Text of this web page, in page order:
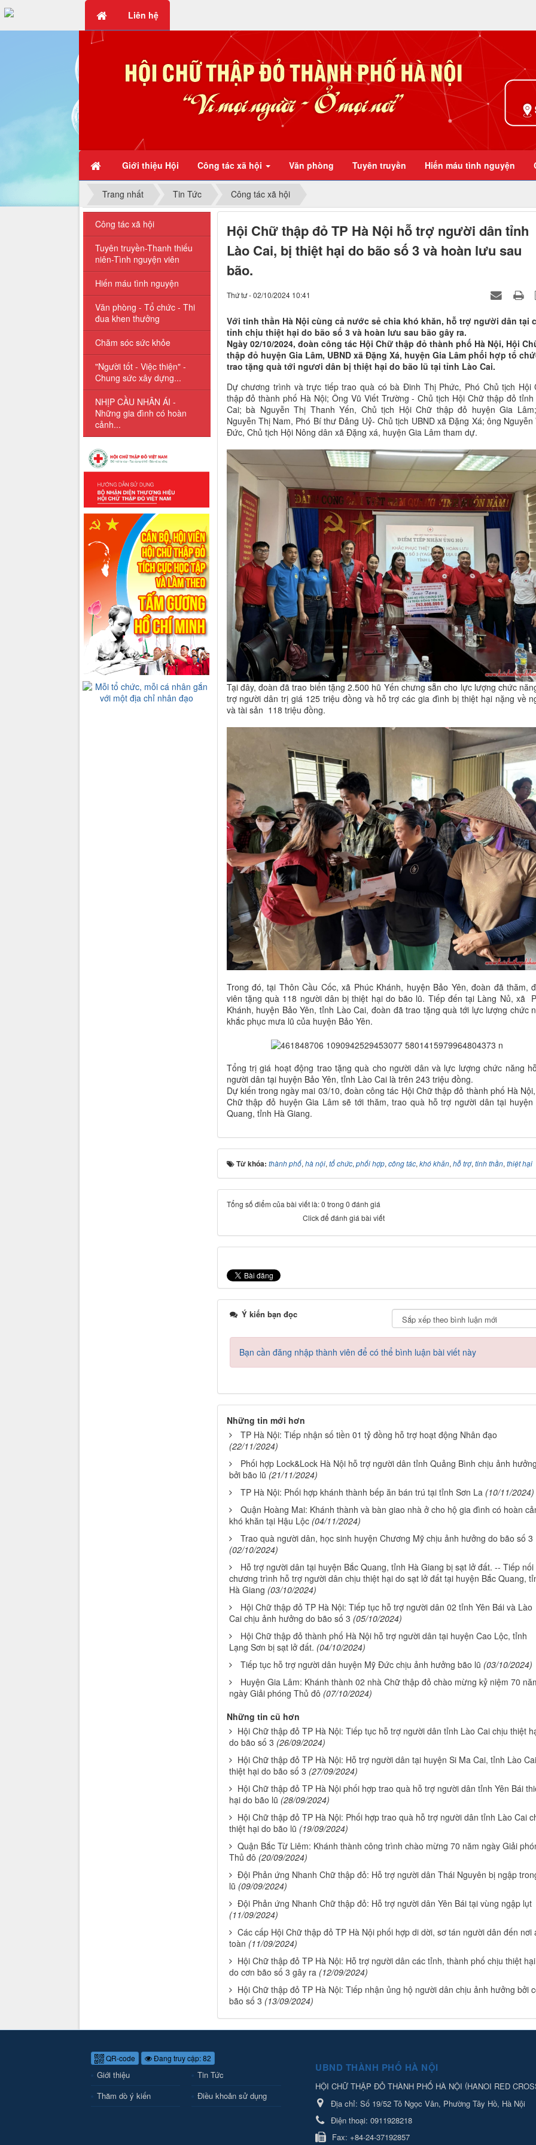
Chữ thập đỏ - Vì mọi người, Ở mọi nơi
Giới thiệu Hội Công tác xã hội Văn phòng Tuyên truyền Hiến máu tình nguyện
Liên hệ
Trang nhất Tin Tức Công tác xã hội
Hội Chữ thập đỏ TP Hà Nội hỗ trợ người dân tỉnh
Lào Cai, bị thiệt hại do bão số 3 và hoàn lưu sau
bão.
Thứ tư - 02/10/2024 10:41
Với tinh thần Hà Nội cùng cả nước sẻ chia khó khăn, hỗ trợ người dân tại
tỉnh chịu thiệt hại do bão số 3 và hoàn lưu sau bão gây ra.
Ngày 02/10/2024, đoàn công tác Hội Chữ thập đỏ thành phố Hà Nội, Hội
thập đỏ huyện Gia Lâm, UBND xã Đặng Xá, huyện Gia Lâm phối hợp tổ
trao tặng quà tới ngươi dân bị thiệt hại do bão lũ tại tỉnh Lào Cai.
Dự chương trình và trực tiếp trao quà có bà Đinh Thị Phức, Phó Chủ tịch Hội
thập đỏ thành phố Hà Nội; Ông Vũ Viết Trường - Chủ tịch Hội Chữ thập đỏ tỉnh
Cai; bà Nguyễn Thị Thanh Yến, Chủ tịch Hội Chữ thập đỏ huyện Gia
Nguyễn Thị Nam, Phó Bí thư Đảng Uỷ- Chủ tịch UBND xã Đặng Xá; ông Nguyễn
Đức, Chủ tịch Hội Nông dân xã Đặng xá, huyện Gia Lâm tham dự.
Tại đây, đoàn đã trao biển tặng 2.500 hũ Yến chưng sẵn cho lực lượng chức
trợ người dân trị giá 125 triệu đồng và hỗ trợ các gia đình bị thiệt hại nặng về
và tài sản 118 triệu đồng.
Trong đó, tại Thôn Cầu Cốc, xã Phúc Khánh, huyện Bảo Yên, đoàn đã thăm,
viên tặng quà 118 người dân bị thiệt hại do bão lũ. Tiếp đến tại Làng Nủ, xã
Khánh, huyện Bảo Yên, tỉnh Lào Cai, đoàn đã trao tặng quà tới lực lượng chức
khắc phục mưa lũ của huyện Bảo Yên.
Tổng trị giá hoạt động trao tặng quà cho người dân và lực lượng chức năng
người dân tại huyện Bảo Yên, tỉnh Lào Cai là trên 243 triệu đồng.
Dự kiến trong ngày mai 03/10, đoàn công tác Hội Chữ thập đỏ thành phố Hà
Chữ thập đỏ huyện Gia Lâm sẽ tới thăm, trao quà hỗ trợ người dân tại huyện
Quang, tỉnh Hà Giang.
Từ khóa: thành phố, hà nội, tổ chức, phối hợp, công tác, khó khăn, hỗ trợ, tinh thần, thiệt hại
Tổng số điểm của bài viết là: 0 trong 0 đánh giá
Click để đánh giá bài viết
Ý kiến bạn đọc
Bạn cần đăng nhập thành viên để có thể bình luận bài viết này
Những tin mới hơn
TP Hà Nội: Tiếp nhận số tiền 01 tỷ đồng hỗ trợ hoạt động Nhân đạo
(22/11/2024)
Phối hợp Lock&Lock Hà Nội hỗ trợ người dân tỉnh Quảng Bình chịu ảnh hưởng
bởi bão lũ (21/11/2024)
TP Hà Nội: Phối hợp khánh thành bếp ăn bán trú tại tỉnh Sơn La (10/11/2024)
Quận Hoàng Mai: Khánh thành và bàn giao nhà ở cho hộ gia đình có hoàn
khó khăn tại Hậu Lộc (04/11/2024)
Trao quà người dân, học sinh huyện Chương Mỹ chịu ảnh hưởng do bão số 3
(02/10/2024)
Hỗ trợ người dân tại huyện Bắc Quang, tỉnh Hà Giang bị sạt lở đất. -- Tiếp nối
chương trình hỗ trợ người dân chịu thiệt hại do sạt lở đất tại huyện Bắc Quang,
Hà Giang (03/10/2024)
Hội Chữ thập đỏ TP Hà Nội: Tiếp tục hỗ trợ người dân 02 tỉnh Yên Bái và Lào
Cai chịu ảnh hưởng do bão số 3 (05/10/2024)
Hội Chữ thập đỏ thành phố Hà Nội hỗ trợ người dân tại huyện Cao Lộc, tỉnh
Lạng Sơn bị sạt lở đất. (04/10/2024)
Tiếp tục hỗ trợ người dân huyện Mỹ Đức chịu ảnh hưởng bão lũ (03/10/2024)
Huyện Gia Lâm: Khánh thành 02 nhà Chữ thập đỏ chào mừng kỷ niệm 70
ngày Giải phóng Thủ đô (07/10/2024)
Những tin cũ hơn
Hội Chữ thập đỏ TP Hà Nội: Tiếp tục hỗ trợ người dân tỉnh Lào Cai chịu thiệt
do bão số 3 (26/09/2024)
Hội Chữ thập đỏ TP Hà Nội: Hỗ trợ người dân tại huyện Si Ma Cai, tỉnh Lào Cai
thiệt hại do bão số 3 (27/09/2024)
Hội Chữ thập đỏ TP Hà Nội phối hợp trao quà hỗ trợ người dân tỉnh Yên Bái
hại do bão lũ (28/09/2024)
Hội Chữ thập đỏ TP Hà Nội: Phối hợp trao quà hỗ trợ người dân tỉnh Lào Cai
thiệt hại do bão lũ (19/09/2024)
Quận Bắc Từ Liêm: Khánh thành công trình chào mừng 70 năm ngày Giải
Thủ đô (20/09/2024)
Đội Phản ứng Nhanh Chữ thập đỏ: Hỗ trợ người dân Thái Nguyên bị ngập
lũ (09/09/2024)
Đội Phản ứng Nhanh Chữ thập đỏ: Hỗ trợ người dân Yên Bái tại vùng ngập lụt
(11/09/2024)
Các cấp Hội Chữ thập đỏ TP Hà Nội phối hợp di dời, sơ tán người dân đến nơi
toàn (11/09/2024)
Hội Chữ thập đỏ TP Hà Nội: Hỗ trợ người dân các tỉnh, thành phố chịu thiệt hại
do cơn bão số 3 gây ra (12/09/2024)
Hội Chữ thập đỏ TP Hà Nội: Tiếp nhận ủng hộ người dân chịu ảnh hưởng bởi
bão số 3 (13/09/2024)
Công tác xã hội
Tuyên truyền-Thanh thiếu
niên-Tình nguyện viên
Hiến máu tình nguyện
Văn phòng - Tổ chức - Thi
đua khen thưởng
Chăm sóc sức khỏe
"Người tốt - Việc thiện" -
Chung sức xây dựng...
NHỊP CẦU NHÂN ÁI -
Những gia đình có hoàn
cảnh...
QR-code Đang truy cập: 82
Giới thiệu
Tin Tức
Thăm dò ý kiến
Điều khoản sử dụng
UBND THÀNH PHỐ HÀ NỘI
HỘI CHỮ THẬP ĐỎ THÀNH PHỐ HÀ NỘI (HANOI RED
Địa chỉ: Số 19/52 Tô Ngọc Vân, Phường Tây Hồ, Hà Nội
Điện thoại: 0911928218
Fax: +84-24-37192857